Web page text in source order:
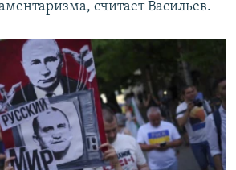
считает Васильев.